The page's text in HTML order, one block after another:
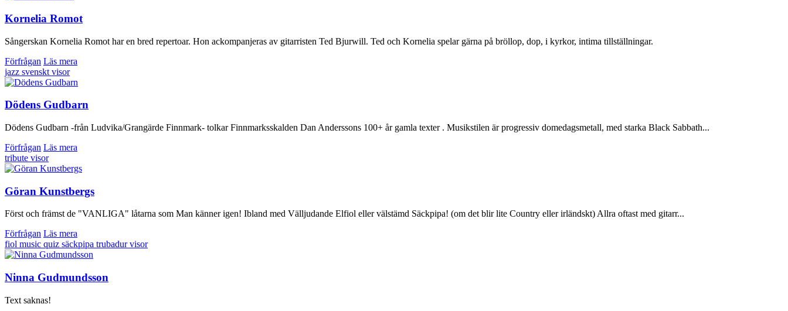
Kornelia Romot
Sångerskan Kornelia Romot har en bred repertoar. Hon ackompanjeras av gitarristen Ted Bjurwill. Ted och Kornelia spelar gärna på bröllop, dop, i kyrkor, intima tillställningar.
Förfrågan Läs mera
jazz svenskt visor
Dödens Gudbarn
Dödens Gudbarn -från Ludvika/Grangärde Finnmark- tolkar Finnmarksskalden Dan Anderssons 100+ år gamla texter . Musikstilen är progressiv domedagsmetall, med starka Black Sabbath...
Förfrågan Läs mera
tribute visor
Göran Kunstbergs
Först och främst de "VANLIGA" låtarna som Man känner igen! Ibland med Välljudande Elfiol eller välstämd Säckpipa! (om det blir lite Country eller irländskt) Allra oftast med gitarr...
Förfrågan Läs mera
fiol music quiz säckpipa trubadurvisor
Ninna Gudmundsson
Text saknas!